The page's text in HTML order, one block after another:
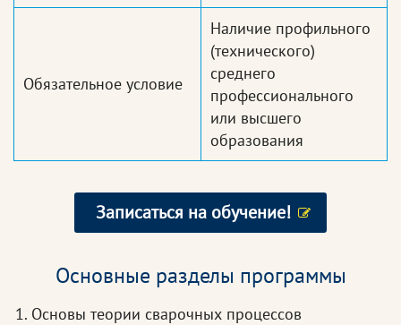
Обязательное условие
Наличие профильного
(технического)
среднего
профессионального
или высшего
образования
Записаться на обучение!
Основные разделы программы
Основы теории сварочных процессов